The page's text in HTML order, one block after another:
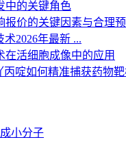
中的关键角色
价的关键因素与合理
术2026年最新 ...
在活细胞成像中的应用
啶如何精准捕获药物
小分子